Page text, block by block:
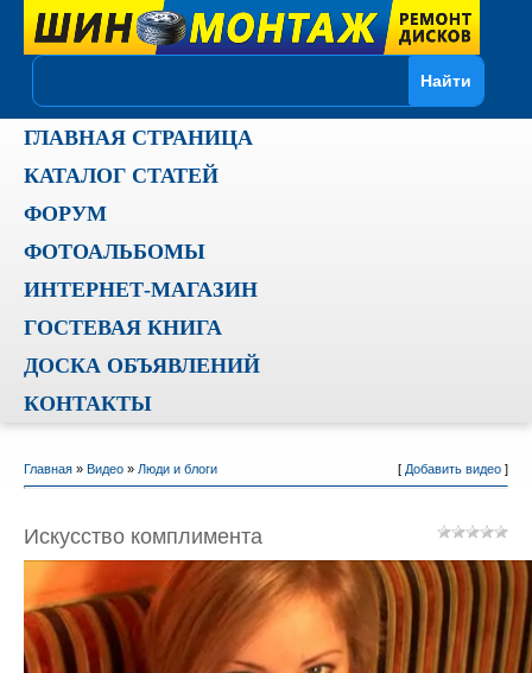
ГЛАВНАЯ СТРАНИЦА
КАТАЛОГ СТАТЕЙ
ФОРУМ
ФОТОАЛЬБОМЫ
ИНТЕРНЕТ-МАГАЗИН
ГОСТЕВАЯ КНИГА
ДОСКА ОБЪЯВЛЕНИЙ
КОНТАКТЫ
Главная» Видео» Люди и блоги [ Добавить видео]
Искусство комплимента